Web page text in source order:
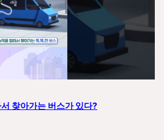
찾아가는 버스가 있다?